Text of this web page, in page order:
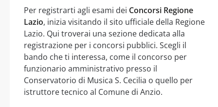
Per registrarti agli esami dei Concorsi Regione
Lazio, inizia visitando il sito ufficiale della Regione
Lazio. Qui troverai una sezione dedicata alla
registrazione per i concorsi pubblici. Scegli il
bando che ti interessa, come il concorso per
funzionario amministrativo presso il
Conservatorio di Musica S. Cecilia o quello per
istruttore tecnico al Comune di Anzio.